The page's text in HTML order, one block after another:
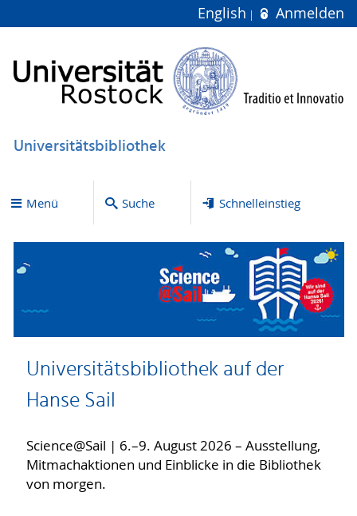
English Anmelden
Universitätsbibliothek
Menü Suche Schnelleinstieg
Universitätsbibliothek auf der
Hanse Sail
Science@Sail | 6.–9. August 2026 – Ausstellung,
Mitmachaktionen und Einblicke in die Bibliothek
von morgen.